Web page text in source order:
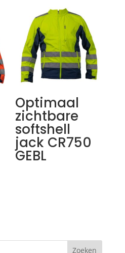
Optimaal
zichtbare
softshell
jack CR750
GEBL